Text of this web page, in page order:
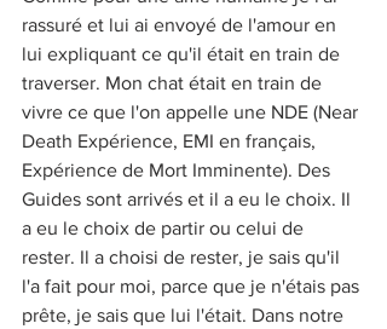
rassuré et lui ai envoyé de l'amour en
lui expliquant ce qu'il était en train de
traverser. Mon chat était en train de
vivre ce que l'on appelle une NDE (Near
Death Expérience, EMI en français,
Expérience de Mort Imminente). Des
Guides sont arrivés et il a eu le choix. Il
a eu le choix de partir ou celui de
rester. Il a choisi de rester, je sais qu'il
l'a fait pour moi, parce que je n'étais pas
prête, je sais que lui l'était. Dans notre